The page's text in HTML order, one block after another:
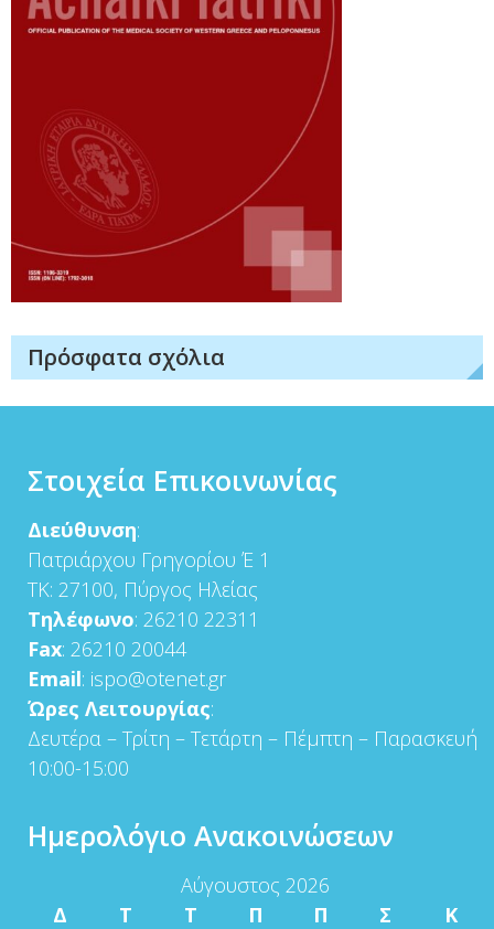
Πρόσφατα σχόλια
Στοιχεία Επικοινωνίας
Διεύθυνση:
Πατριάρχου Γρηγορίου Έ 1
ΤΚ: 27100, Πύργος Ηλείας
Τηλέφωνο: 26210 22311
Fax: 26210 20044
Email: ispo@otenet.gr
Ώρες Λειτουργίας:
Δευτέρα – Τρίτη – Τετάρτη – Πέμπτη – Παρασκευή
10:00-15:00
Ημερολόγιο Ανακοινώσεων
Αύγουστος 2026
Δ
Τ Τ Π Π Σ Κ